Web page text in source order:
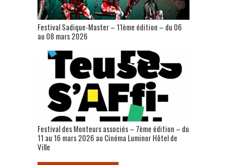
Festival Sadique-Master – 11ème édition – du 06
au 08 mars 2026
Festival des Monteurs associés – 7ème édition – du
11 au 16 mars 2026 au Cinéma Luminor Hôtel de
Ville